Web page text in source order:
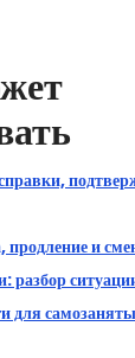
и
разбор
для